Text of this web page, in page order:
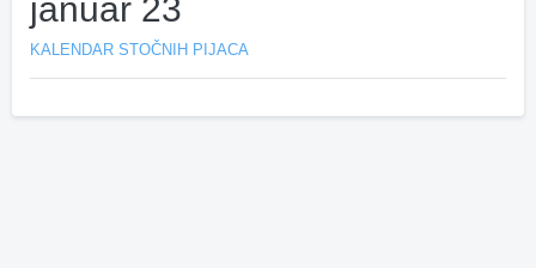
januar 23
KALENDAR STOČNIH PIJACA